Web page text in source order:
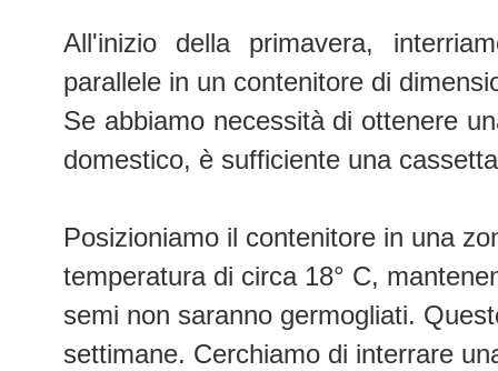
All'inizio della primavera,
parallele in un contenitore di
Se abbiamo necessità di ottenere
domestico, è sufficiente una
Posizioniamo il contenitore in una
temperatura di circa 18° C,
semi non saranno germogliati.
settimane. Cerchiamo di interrare